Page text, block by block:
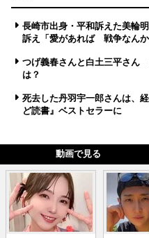
長崎市出身・平和訴えた美輪
訴え「愛があれば 戦争なんか
つげ義春さんと白土三平さん
は？
死去した丹羽宇一郎さんは、
ど読書』ベストセラーに
動画で見る